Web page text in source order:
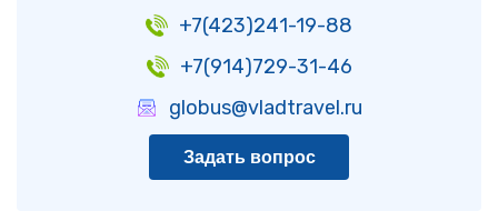
+7(423)241-19-88
+7(914)729-31-46
globus@vladtravel.ru
Задать вопрос